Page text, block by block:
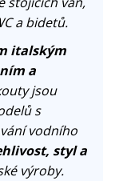
a bidetů.
italským
a
jsou
s
vodního
styl a
výroby.